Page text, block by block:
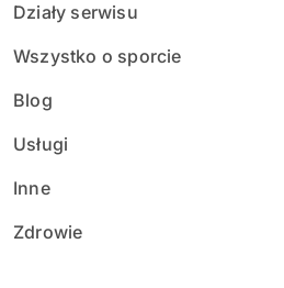
Działy serwisu
Wszystko o sporcie
Blog
Usługi
Inne
Zdrowie